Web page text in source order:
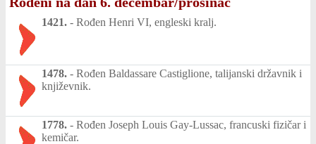
1421. - Rođen Henri VI, engleski kralj.
1478. - Rođen Baldassare Castiglione, talijanski državnik i
književnik.
1778. - Rođen Joseph Louis Gay-Lussac, francuski fizičar i
kemičar.